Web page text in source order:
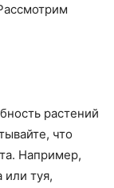
растений
что
Например,
или туя,